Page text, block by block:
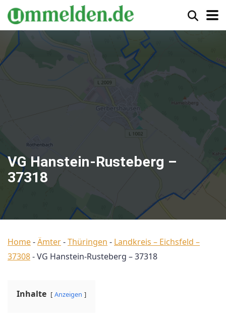
VG Hanstein-Rusteberg –
37318
Home-Ämter-Thüringen - Landkreis – Eichsfeld –
37308-VG Hanstein-Rusteberg – 37318
Inhalte Anzeigen